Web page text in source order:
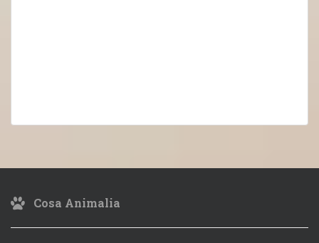
Cosa Animalia